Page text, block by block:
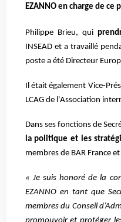
EZANNO en charge de ce
Philippe Brieu, qui
INSEAD et a travaillé
poste a été Directeur
Il était également Vice-
LCAG de l'Association
Dans ses fonctions de
la politique et les
membres de BAR France
« Je suis honoré de la
EZANNO en tant que
membres du Conseil